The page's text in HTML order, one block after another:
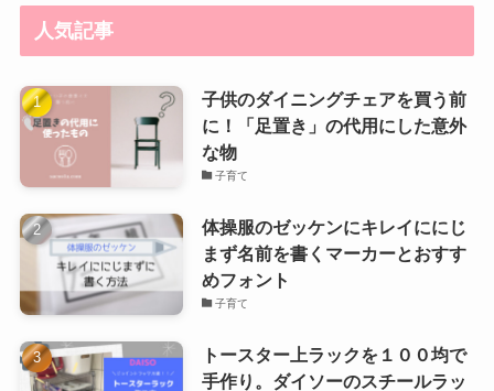
人気記事
子供のダイニングチェアを買う前
に！「足置き」の代用にした意外
な物
子育て
体操服のゼッケンにキレイににじ
まず名前を書くマーカーとおすす
めフォント
子育て
トースター上ラックを１００均で
手作り。ダイソーのスチールラッ